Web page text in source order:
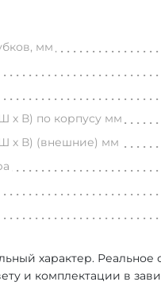
мм
х В) по корпусу мм
х В) (внешние) мм
характер.
и комплектации в